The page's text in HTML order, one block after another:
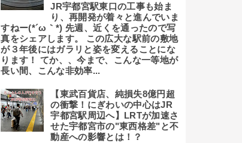
JR宇都宮駅東口の工事も始ま
り、再開発が着々と進んでいま
すねー(*´ω｀*) 先週、近くを通ったので写
真をシェアします。 この広大な駅前の敷地
が３年後にはガラリと姿を変えることにな
ります！ てか、、今まで、こんな一等地が
長い間、こんな非効率...
【東武百貨店、純損失8億円超
の衝撃！にぎわいの中心はJR
宇都宮駅周辺へ】LRTが加速さ
せた宇都宮市の"東西格差"と不
動産への影響とは！？